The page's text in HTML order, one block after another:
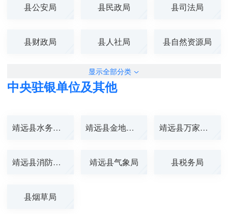
县公安局 县民政局 县司法局
县财政局 县人社局 县自然资源局
显示全部分类
中央驻银单位及其他
靖远县水务公司 靖远县金地燃气 靖远县万家兴供...
靖远县消防救援... 靖远县气象局 县税务局
县烟草局